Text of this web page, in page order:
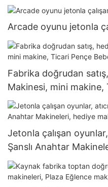
Arcade oyunu jetonla
Fabrika doğrudan
Makinesi, mini makine,
Makinesi
Jetonla çalışan
Şanslı Anahtar
otomatlar